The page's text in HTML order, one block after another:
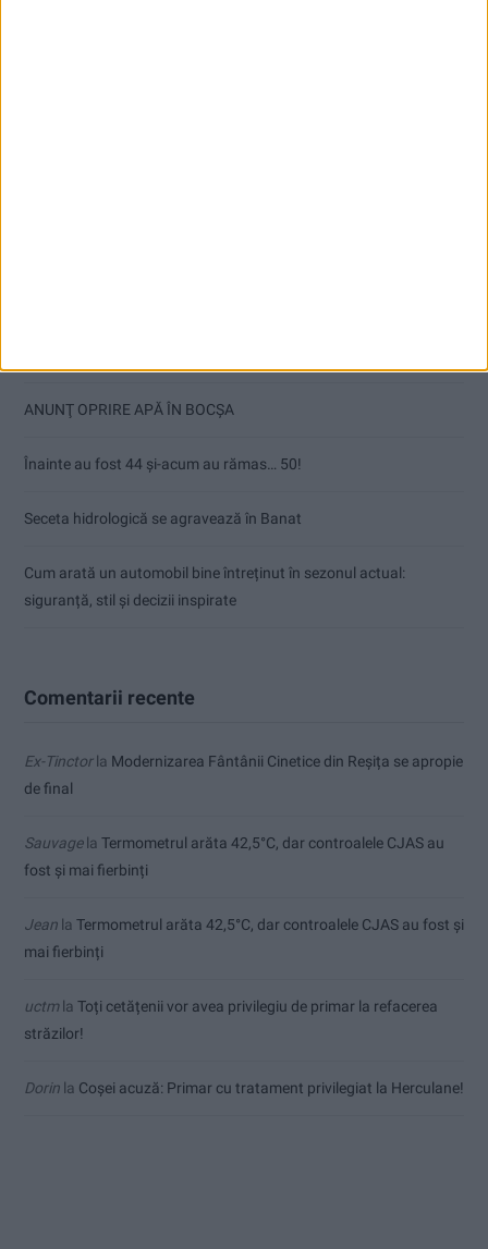
ANUNŢ OPRIRE APĂ ÎN BOCȘA
Înainte au fost 44 și-acum au rămas… 50!
Seceta hidrologică se agravează în Banat
Cum arată un automobil bine întreținut în sezonul actual:
siguranță, stil și decizii inspirate
Comentarii recente
Ex-Tinctorla Modernizarea Fântânii Cinetice din Reșița se apropie
de final
Sauvagela Termometrul arăta 42,5°C, dar controalele CJAS au
fost și mai fierbinți
Jean la Termometrul arăta 42,5°C, dar controalele CJAS au fost și
mai fierbinți
uctmla Toți cetățenii vor avea privilegiu de primar la refacerea
străzilor!
Dorin la Coșei acuză: Primar cu tratament privilegiat la Herculane!